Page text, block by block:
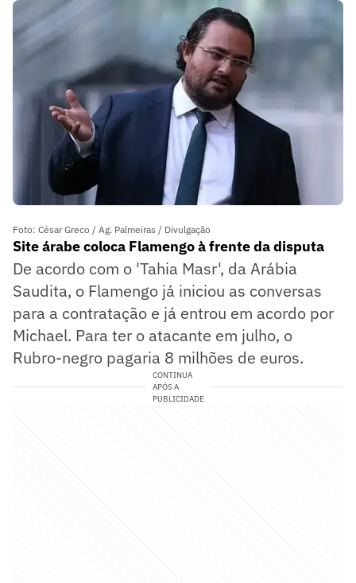
Foto: César Greco / Ag. Palmeiras / Divulgação
Site árabe coloca Flamengo à frente da disputa
De acordo com o 'Tahia Masr', da Arábia
Saudita, o Flamengo já iniciou as conversas
para a contratação e já entrou em acordo por
Michael. Para ter o atacante em julho, o
Rubro-negro pagaria 8 milhões de euros.
CONTINUA
APÓS A
PUBLICIDADE